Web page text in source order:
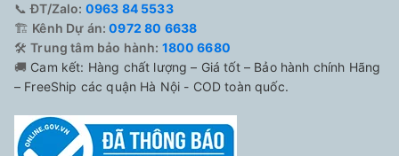
📞ĐT/Zalo: 0963 84 5533
🏗️ Kênh Dự án: 0972 80 6638
🛠️Trung tâm bảo hành: 1800 6680
🚚 Cam kết: Hàng chất lượng – Giá tốt – Bảo hành chính Hãng
– FreeShip các quận Hà Nội - COD toàn quốc.